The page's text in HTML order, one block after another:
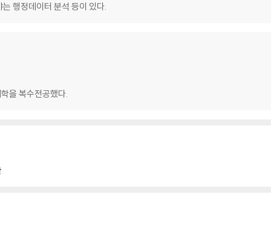
행정데이터 분석 등이 있다.
을 복수전공했다.